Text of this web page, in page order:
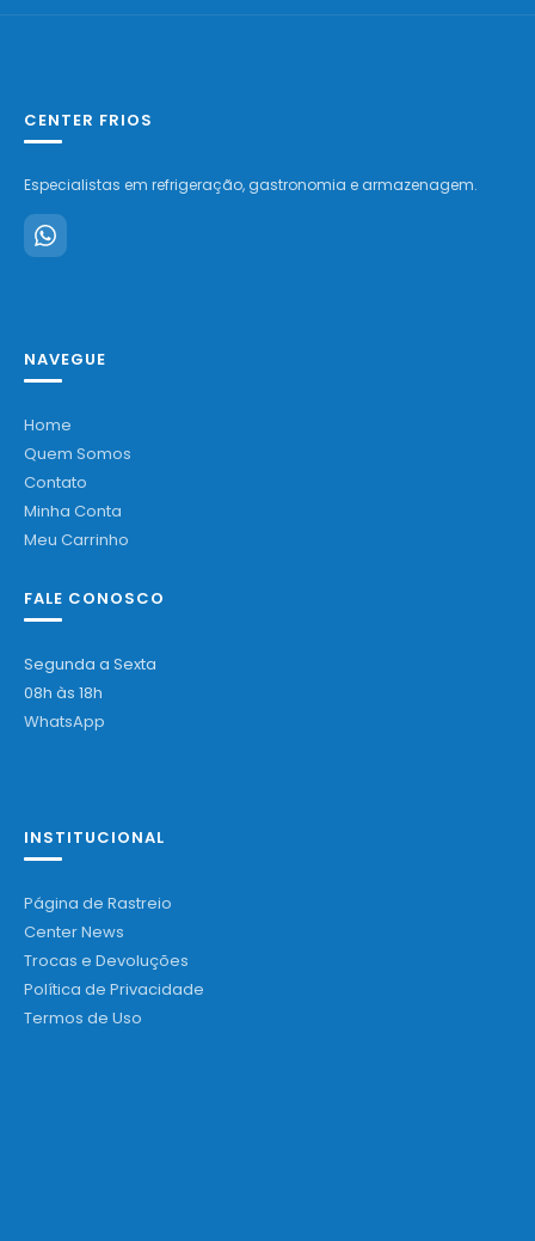
CENTER FRIOS
Especialistas em refrigeração, gastronomia e armazenagem.
NAVEGUE
Home
Quem Somos
Contato
Minha Conta
Meu Carrinho
FALE CONOSCO
Segunda a Sexta
08h às 18h
WhatsApp
INSTITUCIONAL
Página de Rastreio
Center News
Trocas e Devoluções
Política de Privacidade
Termos de Uso